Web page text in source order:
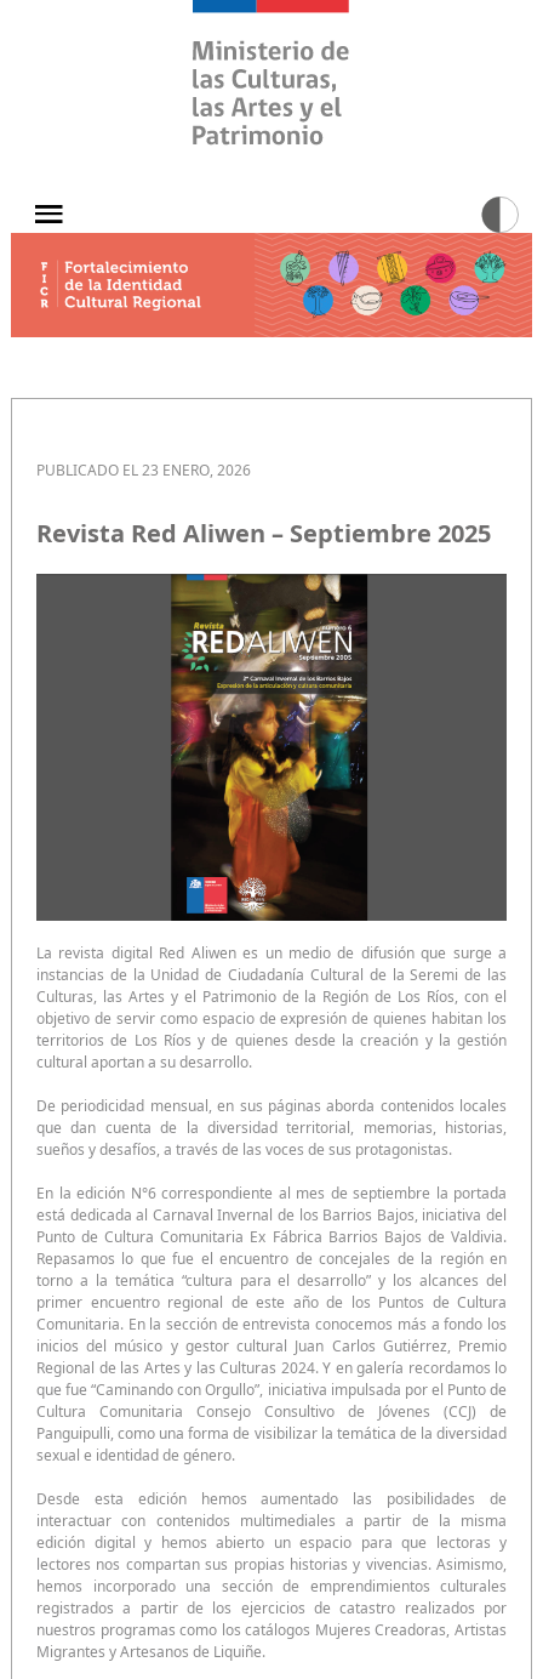
PUBLICADO EL 23 ENERO, 2026
Revista Red Aliwen – Septiembre 2025
La revista digital Red Aliwen es un medio de difusión que surge a
instancias de la Unidad de Ciudadanía Cultural de la Seremi de las
Culturas, las Artes y el Patrimonio de la Región de Los Ríos, con el
objetivo de servir como espacio de expresión de quienes habitan los
territorios de Los Ríos y de quienes desde la creación y la gestión
cultural aportan a su desarrollo.
De periodicidad mensual, en sus páginas aborda contenidos locales
que dan cuenta de la diversidad territorial, memorias, historias,
sueños y desafíos, a través de las voces de sus protagonistas.
En la edición N°6 correspondiente al mes de septiembre la portada
está dedicada al Carnaval Invernal de los Barrios Bajos, iniciativa del
Punto de Cultura Comunitaria Ex Fábrica Barrios Bajos de Valdivia.
Repasamos lo que fue el encuentro de concejales de la región en
torno a la temática “cultura para el desarrollo” y los alcances del
primer encuentro regional de este año de los Puntos de Cultura
Comunitaria. En la sección de entrevista conocemos más a fondo los
inicios del músico y gestor cultural Juan Carlos Gutiérrez, Premio
Regional de las Artes y las Culturas 2024. Y en galería recordamos lo
que fue “Caminando con Orgullo”, iniciativa impulsada por el Punto de
Cultura Comunitaria Consejo Consultivo de Jóvenes (CCJ) de
Panguipulli, como una forma de visibilizar la temática de la diversidad
sexual e identidad de género.
Desde esta edición hemos aumentado las posibilidades de
interactuar con contenidos multimediales a partir de la misma
edición digital y hemos abierto un espacio para que lectoras y
lectores nos compartan sus propias historias y vivencias. Asimismo,
hemos incorporado una sección de emprendimientos culturales
registrados a partir de los ejercicios de catastro realizados por
nuestros programas como los catálogos Mujeres Creadoras, Artistas
Migrantes y Artesanos de Liquiñe.